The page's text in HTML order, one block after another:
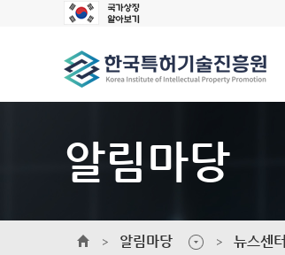
알림마당
알림마당 뉴스센터